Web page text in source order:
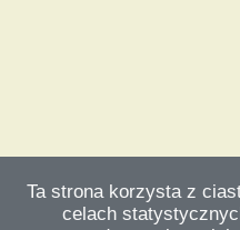
Ta strona korzysta z
celach